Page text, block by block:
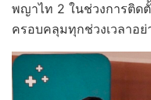
พญาไท 2 ในช่วงการติด
ครอบคลุมทุกช่วงเวลาอย่